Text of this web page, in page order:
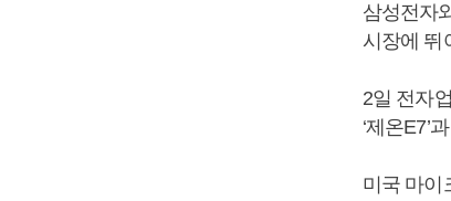
삼성전자
시장에 뛰
2일 전자
‘제온E7’
미국 마이